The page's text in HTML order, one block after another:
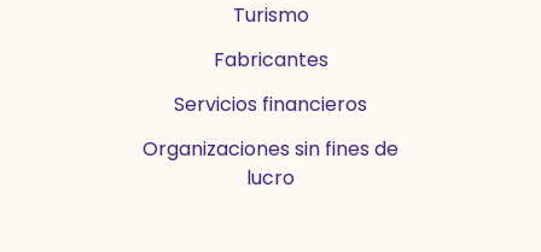
Turismo
Fabricantes
Servicios financieros
Organizaciones sin fines de
lucro